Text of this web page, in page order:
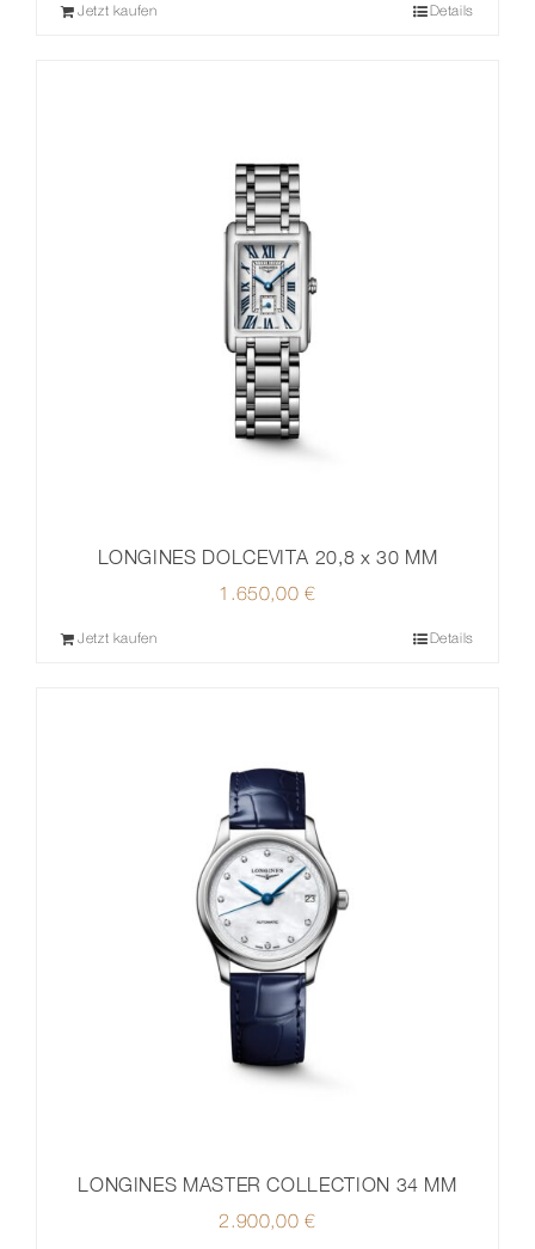
Jetzt kaufen Details
LONGINES DOLCEVITA 20,8 x 30 MM
1.650,00€
Jetzt kaufen Details
LONGINES MASTER COLLECTION 34 MM
2.900,00€